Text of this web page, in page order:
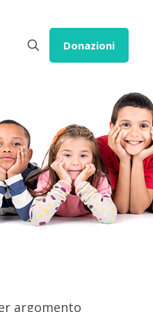
Donazioni
argomento